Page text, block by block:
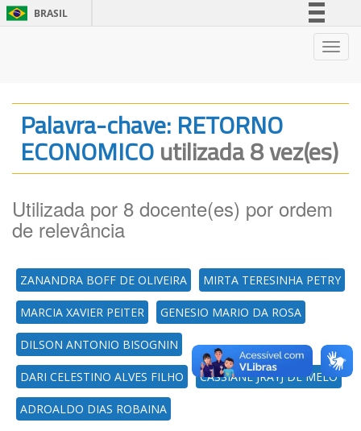
BRASIL
Legislação
Canais
Palavra-chave: RETORNO
ECONOMICOutilizada 8 vez(es)
Utilizada por 8 docente(es) por ordem
de relevância
ZANANDRA BOFF DE OLIVEIRA MIRTA TERESINHA PETRY
MARCIA XAVIER PEITER GENESIO MARIO DA ROSA
DILSON ANTONIO BISOGNIN
DARI CELESTINO ALVES FILHO CASSIANE JRAYJ DE MELO
ADROALDO DIAS ROBAINA